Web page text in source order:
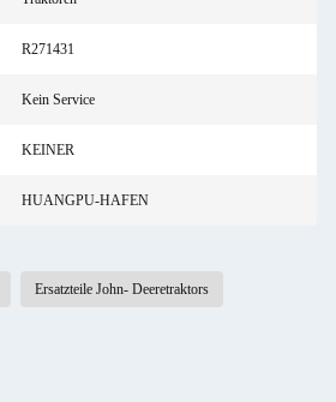
R271431
Kein Service
KEINER
HUANGPU-HAFEN
Ersatzteile John- Deeretraktors